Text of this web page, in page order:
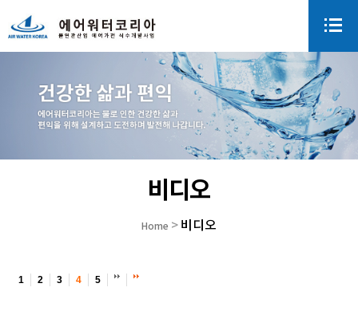
비디오
Home > 비디오
1 2 3 4 5